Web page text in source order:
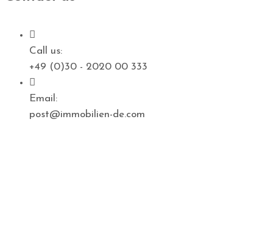
Call us:
+49 (0)30 - 2020 00 333
Email:
post@immobilien-de.com